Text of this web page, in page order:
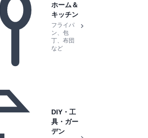
ホーム＆
キッチン
フライパ
ン、包
丁、布団
など
DIY・工
具・ガー
デン